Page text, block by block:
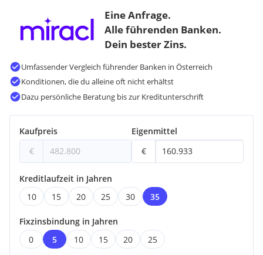
Eine Anfrage.
Alle führenden Banken.
Dein bester Zins.
Umfassender Vergleich führender Banken in Österreich
Konditionen, die du alleine oft nicht erhältst
Dazu persönliche Beratung bis zur Kreditunterschrift
Kaufpreis
€
Eigenmittel
€
Kreditlaufzeit in Jahren
10
15 20 25 30 35
Fixzinsbindung in Jahren
0
5 10 15 20 25